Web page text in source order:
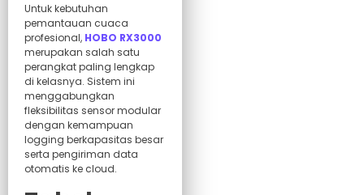
Untuk kebutuhan
pemantauan cuaca
profesional, HOBO RX3000
merupakan salah satu
perangkat paling lengkap
di kelasnya. Sistem ini
menggabungkan
fleksibilitas sensor modular
dengan kemampuan
logging berkapasitas besar
serta pengiriman data
otomatis ke cloud.